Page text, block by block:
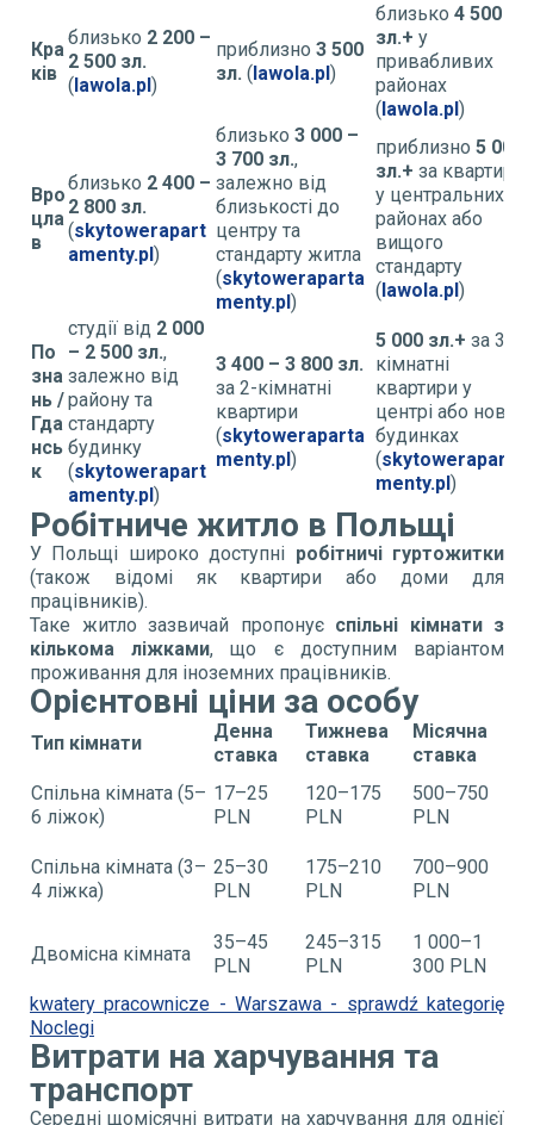
Кра
ків
близько 2 200 –
2 500 зл.
(lawola.pl)
приблизно 3 500
зл. (lawola.pl)
близько 4 500
зл.+ у
привабливих
районах
(lawola.pl)
Вро
цла
в
близько 2 400 –
2 800 зл.
(skytowerapart
amenty.pl)
близько 3 000 –
3 700 зл.,
залежно від
близькості до
центру та
стандарту житла
(skytoweraparta
menty.pl)
приблизно 5 000
зл.+ за квартири
у центральних
районах або
вищого
стандарту
(lawola.pl)
По
зна
нь /
Гда
нсь
к
студії від 2 000
– 2 500 зл.,
залежно від
району та
стандарту
будинку
(skytowerapart
amenty.pl)
3 400 – 3 800 зл.
за 2-кімнатні
квартири
(skytoweraparta
menty.pl)
5 000 зл.+ за 3-
кімнатні
квартири у
центрі або нових
будинках
(skytoweraparta
menty.pl)
Робітниче житло в Польщі
У Польщі широко доступні робітничі гуртожитки
(також відомі як квартири або доми для
працівників).
Таке житло зазвичай пропонує спільні кімнати з
кількома ліжками, що є доступним варіантом
проживання для іноземних працівників.
Орієнтовні ціни за особу
Тип кімнати
Денна
ставка
Тижнева
ставка
Місячна
ставка
Спільна кімната (5–
6 ліжок)
17–25
PLN
120–175
PLN
500–750
PLN
Спільна кімната (3–
4 ліжка)
25–30
PLN
175–210
PLN
700–900
PLN
Двомісна кімната
35–45
PLN
245–315
PLN
1 000–1
300 PLN
kwatery pracownicze - Warszawa - sprawdź kategorię
Noclegi
Витрати на харчування та
транспорт
Середні щомісячні витрати на харчування для однієї